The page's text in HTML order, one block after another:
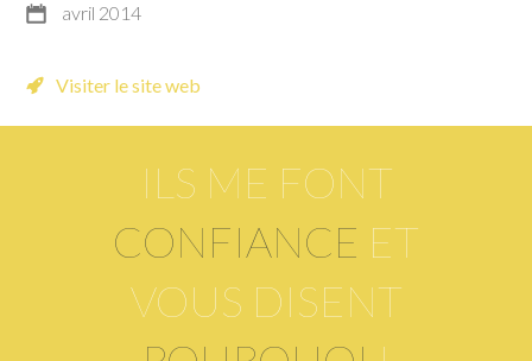
avril 2014
Visiter le site web
ILS ME FONT
CONFIANCE ET
VOUS DISENT